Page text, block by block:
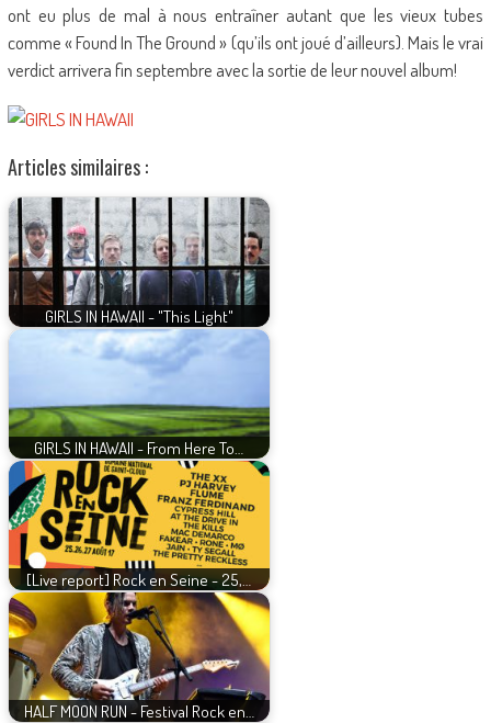
ont eu plus de mal à nous entraîner autant que les vieux tubes
comme « Found In The Ground » (qu’ils ont joué d’ailleurs). Mais le vrai
verdict arrivera fin septembre avec la sortie de leur nouvel album!
Articles similaires :
GIRLS IN HAWAII - "This Light"
GIRLS IN HAWAII - From Here To…
[Live report] Rock en Seine - 25,…
HALF MOON RUN - Festival Rock en…